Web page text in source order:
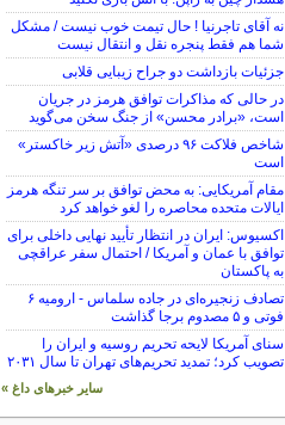
نه آقای تاجرنیا ! حال تیمت خوب نیست / مشکل
شما هم فقط پنجره نقل و انتقال نیست
جزئیات بازداشت دو جراح زیبایی قلابی
در حالی که مذاکرات توافق هرمز در جریان
است، «برادر محسن» از جنگ سخن می‌گوید
شاخص فلاکت ۹۶ درصدی «آتش زیر خاکستر»
است
مقام آمریکایی: به محض توافق بر سر تنگه هرمز
ایالات متحده محاصره را لغو خواهد کرد
اکسیوس: ایران در انتظار تأیید نهایی داخلی برای
توافق با عمان و آمریکا / احتمال سفر عراقچی
به پاکستان
تصادف زنجیره‌ای در جاده سلماس - ارومیه ۶
فوتی و ۵ مصدوم برجا گذاشت
سنای آمریکا لایحه تحریم روسیه و ایران را
تصویب کرد؛ تمدید تحریم‌های تهران تا سال ۲۰۳۱
سایر خبرهای داغ »